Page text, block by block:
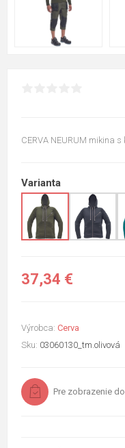
CERVA NEURUM mikina
Varianta
37,34 €
Výrobca: Cerva
Sku: 03060130_tm.olivová
Pre zobrazenie